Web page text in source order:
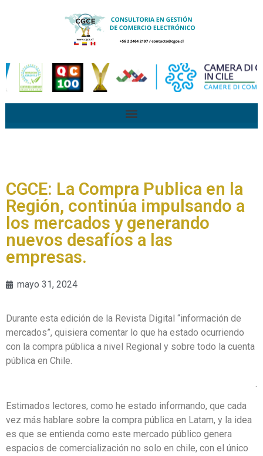
CGCE: La Compra Publica en la
Región, continúa impulsando a
los mercados y generando
nuevos desafíos a las
empresas.
mayo 31, 2024
Durante esta edición de la Revista Digital “información de
mercados”, quisiera comentar lo que ha estado ocurriendo
con la compra pública a nivel Regional y sobre todo la cuenta
pública en Chile.
Estimados lectores, como he estado informando, que cada
vez más hablare sobre la compra pública en Latam, y la idea
es que se entienda como este mercado público genera
espacios de comercialización no solo en chile, con el único